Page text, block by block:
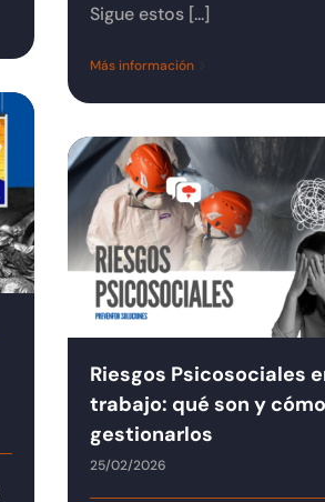
Sigue estos [...]
Más información
Riesgos Psicosociales
trabajo: qué son y cómo
gestionarlos
25/02/2026